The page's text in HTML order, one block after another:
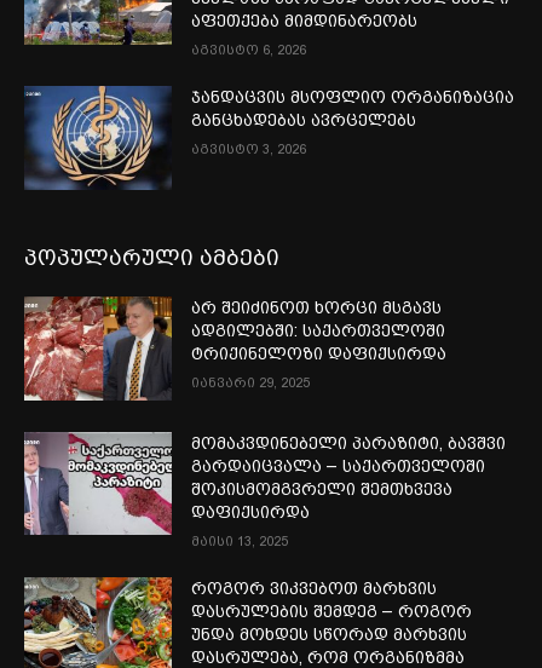
აფეთქება მიმდინარეობს
აგვისტო 6, 2026
ჯანდაცვის მსოფლიო ორგანიზაცია
განცხადებას ავრცელებს
აგვისტო 3, 2026
პოპულარული ამბები
არ შეიძინოთ ხორცი მსგავს
ადგილებში: საქართველოში
ტრიქინელოზი დაფიქსირდა
იანვარი 29, 2025
მომაკვდინებელი პარაზიტი, ბავშვი
გარდაიცვალა – საქართველოში
შოკისმომგვრელი შემთხვევა
დაფიქსირდა
მაისი 13, 2025
როგორ ვიკვებოთ მარხვის
დასრულების შემდეგ – როგორ
უნდა მოხდეს სწორად მარხვის
დასრულება, რომ ორგანიზმმა